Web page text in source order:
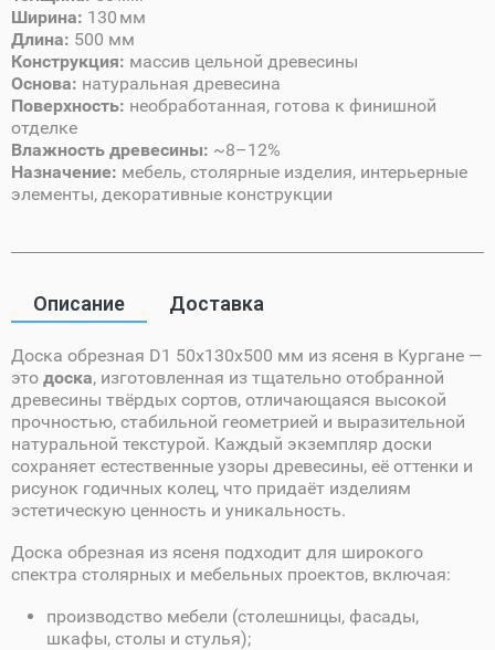
Ширина: 130 мм
Длина: 500 мм
Конструкция: массив цельной древесины
Основа: натуральная древесина
Поверхность: необработанная, готова к финишной
отделке
Влажность древесины: ~8–12%
Назначение: мебель, столярные изделия, интерьерные
элементы, декоративные конструкции
Описание Доставка
Доска обрезная D1 50х130х500 мм из ясеня в Кургане —
это доска, изготовленная из тщательно отобранной
древесины твёрдых сортов, отличающаяся высокой
прочностью, стабильной геометрией и выразительной
натуральной текстурой. Каждый экземпляр доски
сохраняет естественные узоры древесины, её оттенки и
рисунок годичных колец, что придаёт изделиям
эстетическую ценность и уникальность.
Доска обрезная из ясеня подходит для широкого
спектра столярных и мебельных проектов, включая:
производство мебели (столешницы, фасады,
шкафы, столы и стулья);